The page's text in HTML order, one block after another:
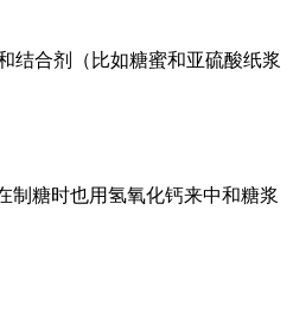
结合剂（比如糖蜜和亚硫酸纸浆
制糖时也用氢氧化钙来中和糖浆